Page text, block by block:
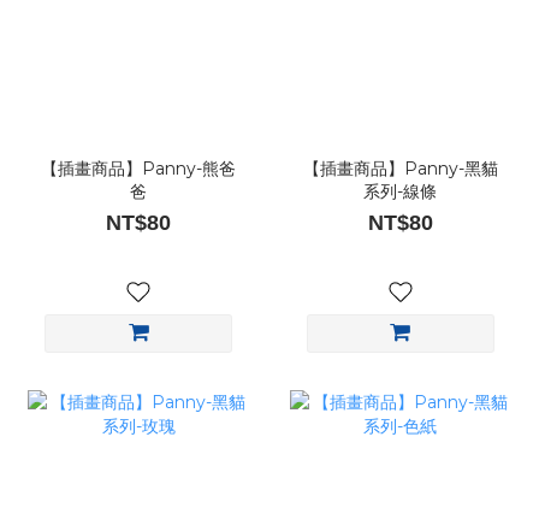
【插畫商品】Panny-熊爸
爸
NT$80
【插畫商品】Panny-黑貓
系列-線條
NT$80